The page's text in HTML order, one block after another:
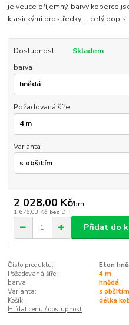
je velice příjemný, barvy koberce
klasickými prostředky ... celý popis
Dostupnost
Skladem
barva
Požadovaná šíře
Varianta
2 028,00 Kč/bm
1 676,03 Kč bez DPH
Přidat do
Číslo produktu:
Eton
Požadovaná šíře:
4 m
barva:
hnědá
Varianta:
s obšitím
Košík=:
délka
Hlídat cenu / dostupnost